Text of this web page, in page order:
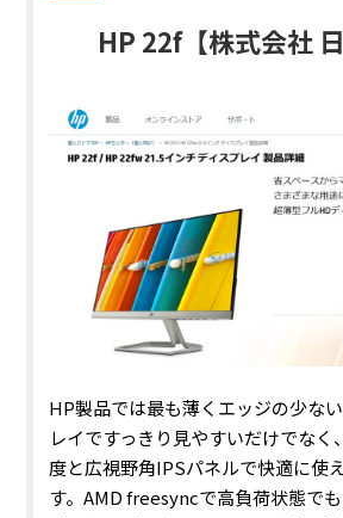
HP 22f【株式会社 日
HP製品では最も薄くエッジの少な
レイですっきり見やすいだけでなく
度と広視野角IPSパネルで快適に使
す。AMD freesyncで高負荷状態で